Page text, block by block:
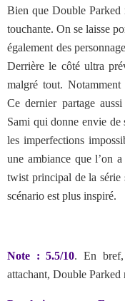
Bien que Double Parked
touchante. On se laisse
également des
Derrière le côté ultra
malgré tout.
Ce dernier partage
Sami qui donne envie de
les imperfections
une ambiance que l’on
twist principal de la série
scénario est plus inspiré.
Note : 5.5/10. En bref,
attachant, Double Parked